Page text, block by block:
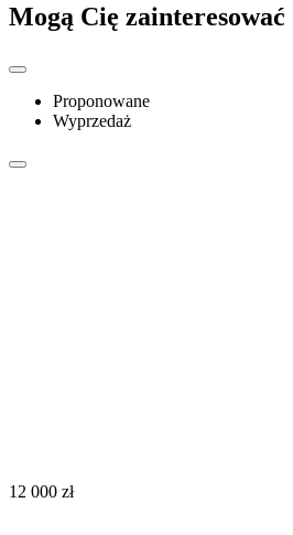
Mogą Cię zainteresować
Proponowane
Wyprzedaż
‍12 000‍ zł